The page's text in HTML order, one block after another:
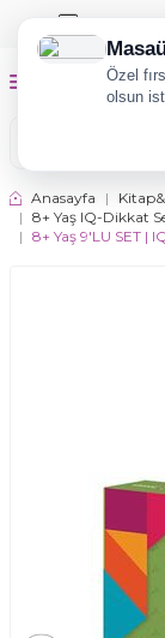
Anasayfa |
| 8+ Yaş IQ-Dikkat
| 8+ Yaş 9'LU SET |